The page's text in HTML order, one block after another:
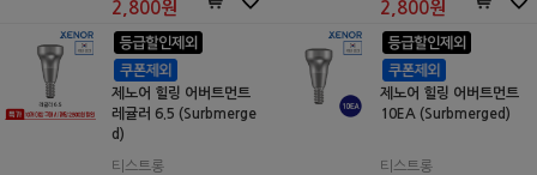
2,800원 2,800원
제노어 힐링 어버트먼트
레귤러 6.5 (Surbmerge
d)
티스트롱
제노어 힐링 어버트먼트
10EA (Surbmerged)
티스트롱